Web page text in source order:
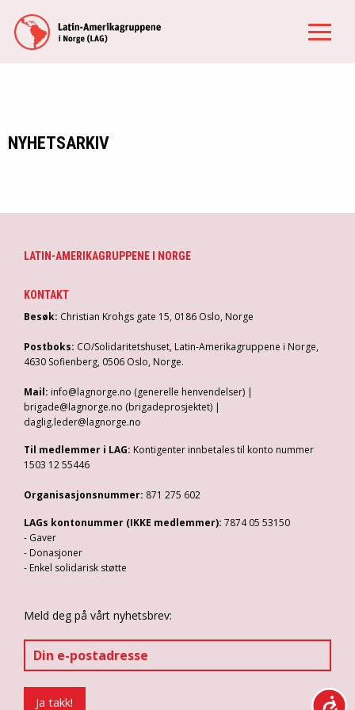
NYHETSARKIV
LATIN-AMERIKAGRUPPENE I NORGE
KONTAKT
Besøk: Christian Krohgs gate 15, 0186 Oslo, Norge
Postboks: CO/Solidaritetshuset, Latin-Amerikagruppene i Norge,
4630 Sofienberg, 0506 Oslo, Norge.
Mail: info@lagnorge.no (generelle henvendelser) |
brigade@lagnorge.no (brigadeprosjektet) |
daglig.leder@lagnorge.no
Til medlemmer i LAG: Kontigenter innbetales til konto nummer
1503 12 55446
Organisasjonsnummer: 871 275 602
LAGs kontonummer (IKKE medlemmer): 7874 05 53150
- Gaver
- Donasjoner
- Enkel solidarisk støtte
Meld deg på vårt nyhetsbrev: